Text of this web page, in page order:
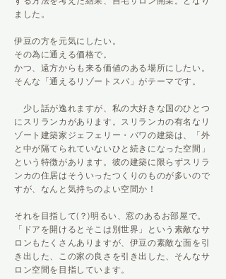
ました。
伊豆の方を元気にしたい。
その為に通える価格で。
かつ、遠方からも来る価値のある場所にしたい。
そんな「通えるリゾートスパ」がテーマです。
少し話が逸れますが、私の大好きな国のひとつ
にスリランカがあります。スリランカの有名なリ
ゾート建築家ジェフェリー・バワの建築は、「外
と中が隔てられていないひと続きになった空間」
という特徴があります。彼の建築に限らずスリラ
ンカの住居はそういったつくりのものが多いので
すが、なんと気持ちのよい空間か！
それを目指して(？)明るい、窓のあるお部屋で。
「ドアを開けるとそこは別世界」という素敵なサ
ロンもたくさんありますが、伊豆の素敵な面を引
き出した、この家の良さを引き出した、そんなサ
ロン空間を目指しています。